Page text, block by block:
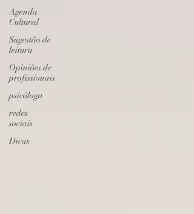
Agenda
Cultural
Sugestão de
leitura
Opiniões de
profissionais
psicóloga
redes
sociais
Dicas